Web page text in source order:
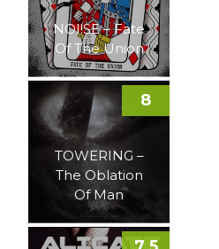
NOI!SE – Fate
Of The Union
TOWERING –
The Oblation
Of Man
8